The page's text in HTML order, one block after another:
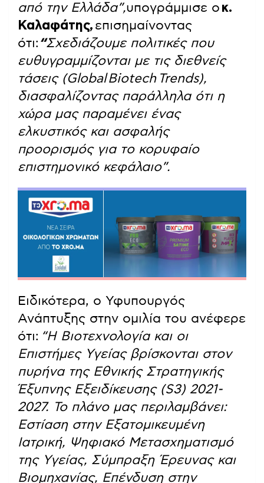
από την Ελλάδα”,υπογράμμισε ο κ.
Καλαφάτης, επισημαίνοντας
ότι: “Σχεδιάζουμε πολιτικές που
ευθυγραμμίζονται με τις διεθνείς
τάσεις (Global Biotech Trends),
διασφαλίζοντας παράλληλα ότι η
χώρα μας παραμένει ένας
ελκυστικός και ασφαλής
προορισμός για το κορυφαίο
επιστημονικό κεφάλαιο”.
Ειδικότερα, ο Υφυπουργός
Ανάπτυξης στην ομιλία του ανέφερε
ότι: “Η Βιοτεχνολογία και οι
Επιστήμες Υγείας βρίσκονται στον
πυρήνα της Εθνικής Στρατηγικής
Έξυπνης Εξειδίκευσης (S3) 2021-
2027. Το πλάνο μας περιλαμβάνει:
Εστίαση στην Εξατομικευμένη
Ιατρική, Ψηφιακό Μετασχηματισμό
της Υγείας, Σύμπραξη Έρευνας και
Βιομηχανίας, Επένδυση στην